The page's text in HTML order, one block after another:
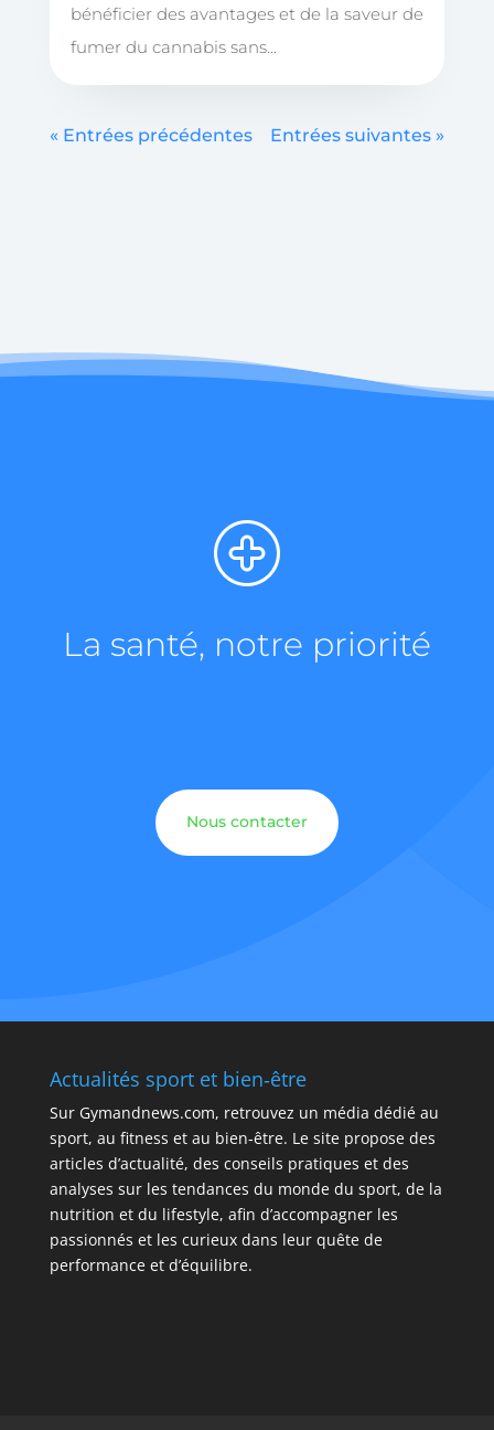
bénéficier des avantages et de la saveur de
fumer du cannabis sans...
« Entrées précédentes Entrées suivantes »
La santé, notre priorité
Nous contacter
Actualités sport et bien‑être
Sur Gymandnews.com, retrouvez un média dédié au
sport, au fitness et au bien‑être. Le site propose des
articles d’actualité, des conseils pratiques et des
analyses sur les tendances du monde du sport, de la
nutrition et du lifestyle, afin d’accompagner les
passionnés et les curieux dans leur quête de
performance et d’équilibre.